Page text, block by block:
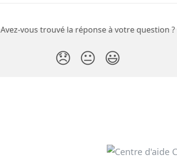
Avez-vous trouvé la réponse à votre question ?
😞 😐 😃